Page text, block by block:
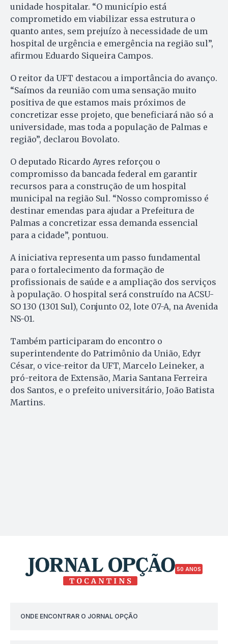
unidade hospitalar. “O município está
comprometido em viabilizar essa estrutura o
quanto antes, sem prejuízo à necessidade de um
hospital de urgência e emergência na região sul”,
afirmou Eduardo Siqueira Campos.
O reitor da UFT destacou a importância do avanço.
“Saímos da reunião com uma sensação muito
positiva de que estamos mais próximos de
concretizar esse projeto, que beneficiará não só a
universidade, mas toda a população de Palmas e
região”, declarou Bovolato.
O deputado Ricardo Ayres reforçou o
compromisso da bancada federal em garantir
recursos para a construção de um hospital
municipal na região Sul. “Nosso compromisso é
destinar emendas para ajudar a Prefeitura de
Palmas a concretizar essa demanda essencial
para a cidade”, pontuou.
A iniciativa representa um passo fundamental
para o fortalecimento da formação de
profissionais de saúde e a ampliação dos serviços
à população. O hospital será construído na ACSU-
SO 130 (1301 Sul), Conjunto 02, lote 07-A, na Avenida
NS-01.
Também participaram do encontro o
superintendente do Patrimônio da União, Edyr
César, o vice-reitor da UFT, Marcelo Leineker, a
pró-reitora de Extensão, Maria Santana Ferreira
dos Santos, e o prefeito universitário, João Batista
Martins.
50 ANOS
ONDE ENCONTRAR O JORNAL OPÇÃO